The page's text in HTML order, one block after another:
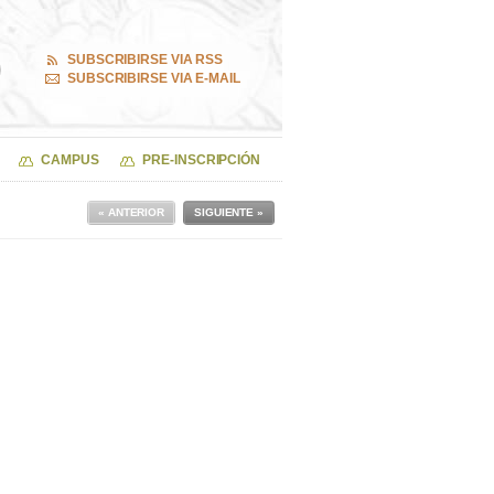
SUBSCRIBIRSE VIA RSS
SUBSCRIBIRSE VIA E-MAIL
CAMPUS PRE-INSCRIPCIÓN
SIGUIENTE »
« ANTERIOR